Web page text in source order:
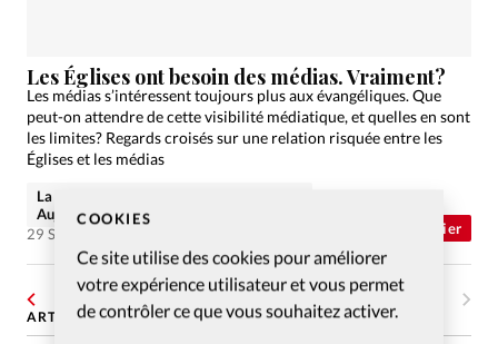
COOKIES
Ce site utilise des cookies pour améliorer
votre expérience utilisateur et vous permet
de contrôler ce que vous souhaitez activer.
Dossier
Les Églises ont besoin des médias. Vraiment?
Les médias s’intéressent toujours plus aux évangéliques. Que
peut-on attendre de cette visibilité médiatique, et quelles en sont
les limites? Regards croisés sur une relation risquée entre les
Églises et les médias
La rédaction de Christianisme
Aujourd'hui
29 Sep 2005
22
ARTICLES LES PLUS LUS